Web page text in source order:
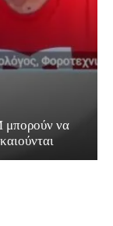
μπορούν να